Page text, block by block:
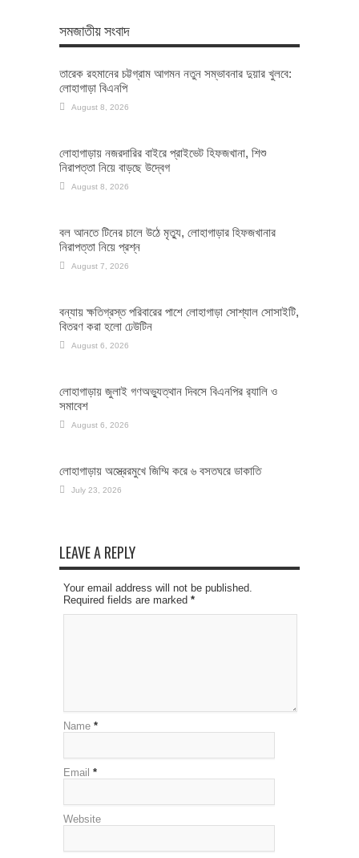
সমজাতীয় সংবাদ
তারেক রহমানের চট্টগ্রাম আগমন নতুন সম্ভাবনার দুয়ার খুলবে:
লোহাগাড়া বিএনপি
August 8, 2026
লোহাগাড়ায় নজরদারির বাইরে প্রাইভেট হিফজখানা, শিশু
নিরাপত্তা নিয়ে বাড়ছে উদ্বেগ
August 8, 2026
বল আনতে টিনের চালে উঠে মৃত্যু, লোহাগাড়ার হিফজখানার
নিরাপত্তা নিয়ে প্রশ্ন
August 7, 2026
বন্যায় ক্ষতিগ্রস্ত পরিবারের পাশে লোহাগাড়া সোশ্যাল সোসাইটি,
বিতরণ করা হলো ঢেউটিন
August 6, 2026
লোহাগাড়ায় জুলাই গণঅভ্যুত্থান দিবসে বিএনপির র‌্যালি ও
সমাবেশ
August 6, 2026
লোহাগাড়ায় অস্ত্রেরমুখে জিম্মি করে ৬ বসতঘরে ডাকাতি
July 23, 2026
LEAVE A REPLY
Your email address will not be published.
Required fields are marked *
Name *
Email *
Website